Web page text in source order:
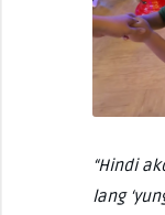
“Hindi
lang